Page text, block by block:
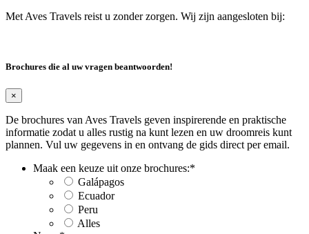
Met Aves Travels reist u zonder zorgen. Wij zijn aangesloten bij:
Brochures die al uw vragen beantwoorden!
×
De brochures van Aves Travels geven inspirerende en praktische
informatie zodat u alles rustig na kunt lezen en uw droomreis kunt
plannen. Vul uw gegevens in en ontvang de gids direct per email.
Maak een keuze uit onze brochures:*
Galápagos
Ecuador
Peru
Alles